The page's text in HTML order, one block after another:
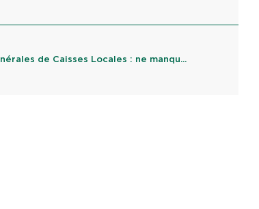
de Caisses Locales : ne manqu...